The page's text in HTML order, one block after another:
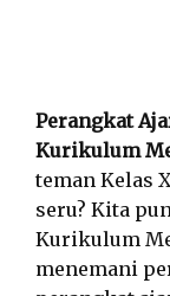
Perangkat
Kurikulum
teman Kelas
seru? Kita
Kurikulum
menemani